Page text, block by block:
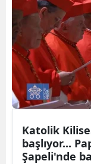
Katolik
başlıyor...
Şapeli'nde